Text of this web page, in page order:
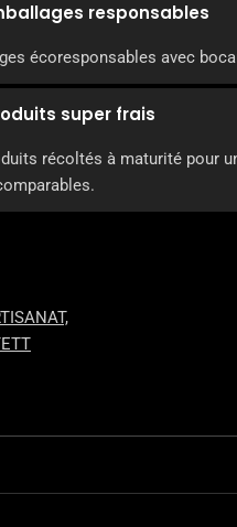
responsables
écoresponsables avec
super frais
récoltés à maturité pour